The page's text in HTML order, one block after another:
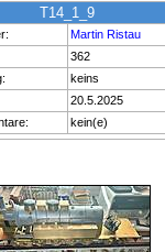
T14_1_9
Martin Ristau
362
keins
20.5.2025
kein(e)